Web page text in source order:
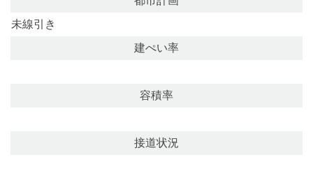
未線引き
建ぺい率
容積率
接道状況